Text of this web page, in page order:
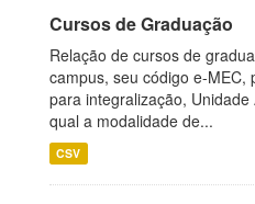
Cursos de Graduação
Relação de cursos de
campus, seu código e-MEC,
para integralização,
qual a modalidade de...
CSV